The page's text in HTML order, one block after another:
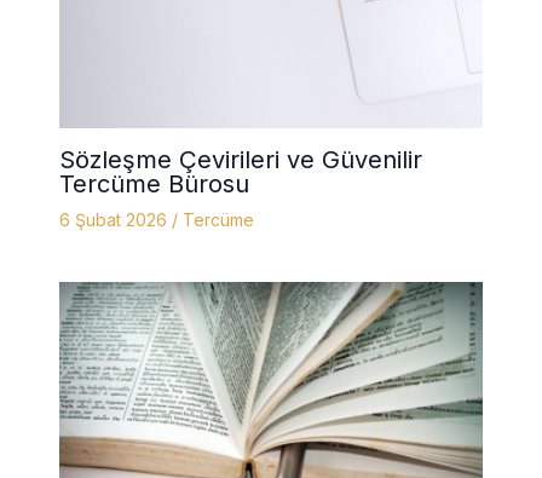
Sözleşme Çevirileri ve Güvenilir
Tercüme Bürosu
6 Şubat 2026 / Tercüme